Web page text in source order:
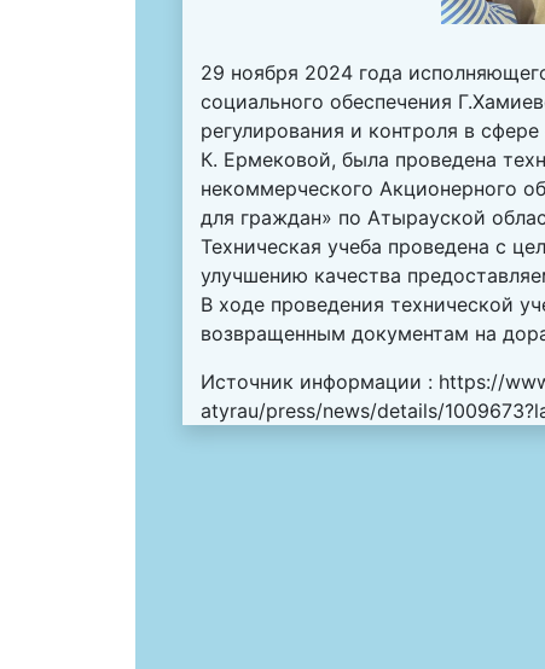
29 ноября 2024 года
социального обеспечения
регулирования и контроля в
К. Ермековой, была проведена
некоммерческого Акционерного
для граждан» по Атырауской
Техническая учеба проведена с
улучшению качества
В ходе проведения технической
возвращенным документам на
Источник информации : https://
atyrau/press/news/details/